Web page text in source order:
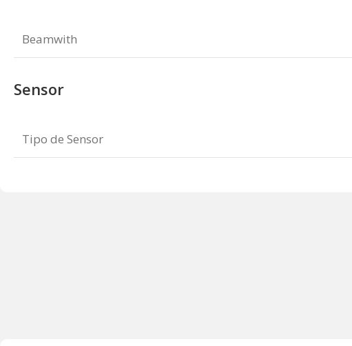
Beamwith
Sensor
Tipo de Sensor